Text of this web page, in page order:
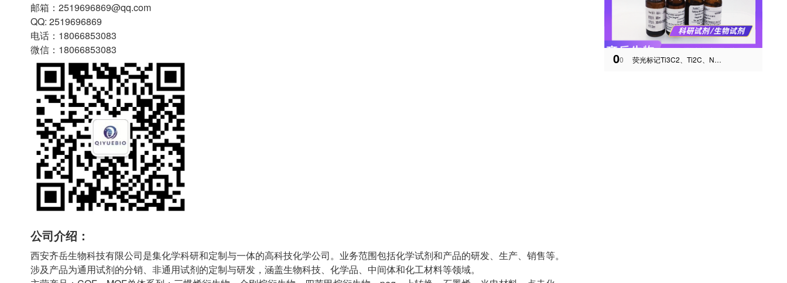
邮箱：2519696869@qq.com
QQ: 2519696869
电话：18066853083
微信：18066853083
公司介绍：
西安齐岳生物科技有限公司是集化学科研和定制与一体的高科技化学公司。业务范围包括化学试剂和产品的研发、生产、销售等。
涉及产品为通用试剂的分销、非通用试剂的定制与研发，涵盖生物科技、化学品、中间体和化工材料等领域。
00 荧光标记Ti3C2、Ti2C、Nb2C、V2C-MXenes二维材料